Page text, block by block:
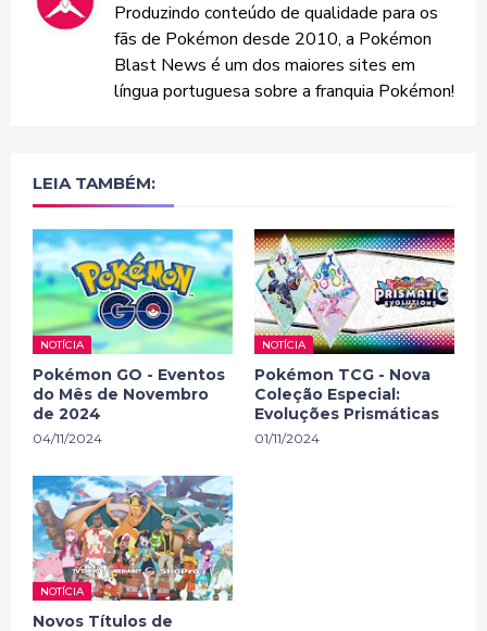
Produzindo conteúdo de qualidade para os
fãs de Pokémon desde 2010, a Pokémon
Blast News é um dos maiores sites em
língua portuguesa sobre a franquia Pokémon!
LEIA TAMBÉM:
NOTÍCIA
Pokémon GO - Eventos
do Mês de Novembro
de 2024
04/11/2024
NOTÍCIA
Pokémon TCG - Nova
Coleção Especial:
Evoluções Prismáticas
01/11/2024
NOTÍCIA
Novos Títulos de